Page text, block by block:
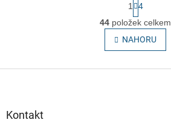
O
v
l
á
t
r
á
n
k
v
1
4
44 položek celkem
NAHORU
Kontakt